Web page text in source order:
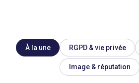
À la une RGPD & vie privée
Image & réputation